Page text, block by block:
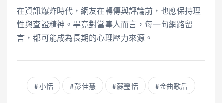
在資訊爆炸時代，網友在轉傳與評論前，也應保持理
性與查證精神。畢竟對當事人而言，每一句網路留
言，都可能成為長期的心理壓力來源。
小恬 彭佳慧 蘇瑩恬 金曲歌后